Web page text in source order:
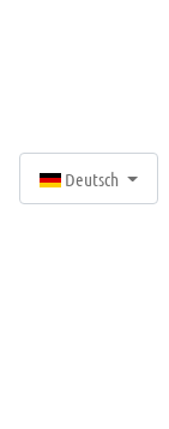
Deutsch